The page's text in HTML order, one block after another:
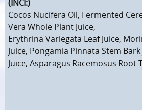
(INCI:)
Cocos Nucifera Oil, Fermented
Vera Whole Plant Juice,
Erythrina Variegata Leaf Juice,
Juice, Pongamia Pinnata Stem
Juice, Asparagus Racemosus Root